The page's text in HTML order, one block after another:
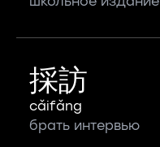
採訪
cǎifǎng
брать интервью